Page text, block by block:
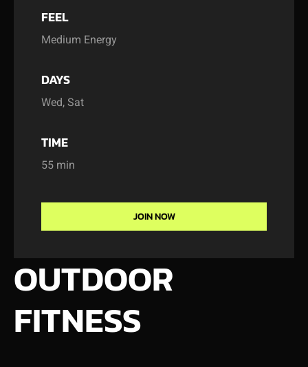
OUTDOOR
FITNESS
FEEL
Medium Energy
DAYS
Wed, Sat
TIME
55 min
JOIN NOW